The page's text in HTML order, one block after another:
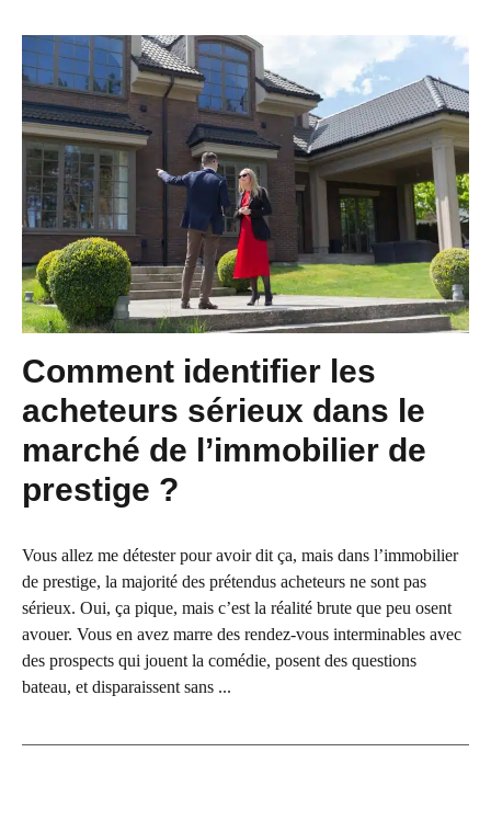
Comment identifier les
acheteurs sérieux dans le
marché de l’immobilier de
prestige ?
Vous allez me détester pour avoir dit ça, mais dans l’immobilier
de prestige, la majorité des prétendus acheteurs ne sont pas
sérieux. Oui, ça pique, mais c’est la réalité brute que peu osent
avouer. Vous en avez marre des rendez-vous interminables avec
des prospects qui jouent la comédie, posent des questions
bateau, et disparaissent sans ...